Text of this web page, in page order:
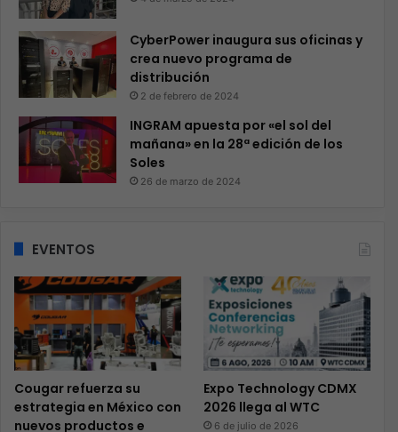
CyberPower inaugura sus oficinas y
crea nuevo programa de
distribución
2 de febrero de 2024
INGRAM apuesta por «el sol del
mañana» en la 28ª edición de los
Soles
26 de marzo de 2024
EVENTOS
Cougar refuerza su
estrategia en México con
nuevos productos e
Expo Technology CDMX
2026 llega al WTC
6 de julio de 2026